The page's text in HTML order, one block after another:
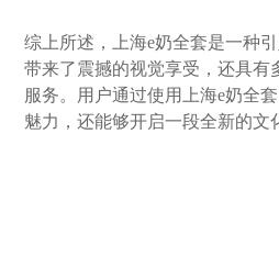
综上所述，上海e奶全套是一种
带来了震撼的视觉享受，还具有
服务。用户通过使用上海e奶全
魅力，还能够开启一段全新的文